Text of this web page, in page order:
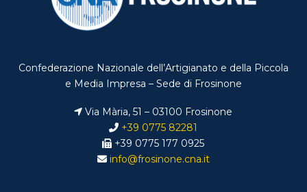
Confederazione Nazionale dell’Artigianato e della Piccola
e Media Impresa – Sede di Frosinone
Via Mària, 51 – 03100 Frosinone
+39 0775 82281
+39 0775 177 0925
info@frosinone.cna.it